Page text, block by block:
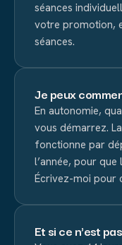
séances
votre promotion,
séances.
Je peux
En autonomie,
vous démarrez.
fonctionne par
l’année, pour
Écrivez-moi pour
Et si ce n'est